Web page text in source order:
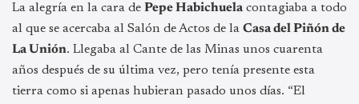
La alegría en la cara de Pepe Habichuela contagiaba a todo
al que se acercaba al Salón de Actos de la Casa del Piñón de
La Unión. Llegaba al Cante de las Minas unos cuarenta
años después de su última vez, pero tenía presente esta
tierra como si apenas hubieran pasado unos días. “El